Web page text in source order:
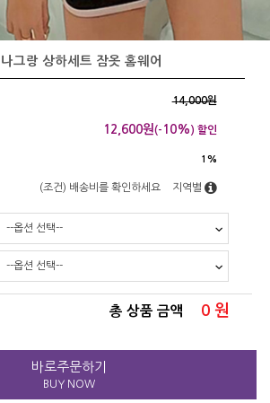
그랑 상하세트 잠옷 홈웨어
14,000원
12,600원(- 10%) 할인
1%
(조건) 배송비를 확인하세요 지역별
총 상품 금액 0 원
바로주문하기
BUY NOW